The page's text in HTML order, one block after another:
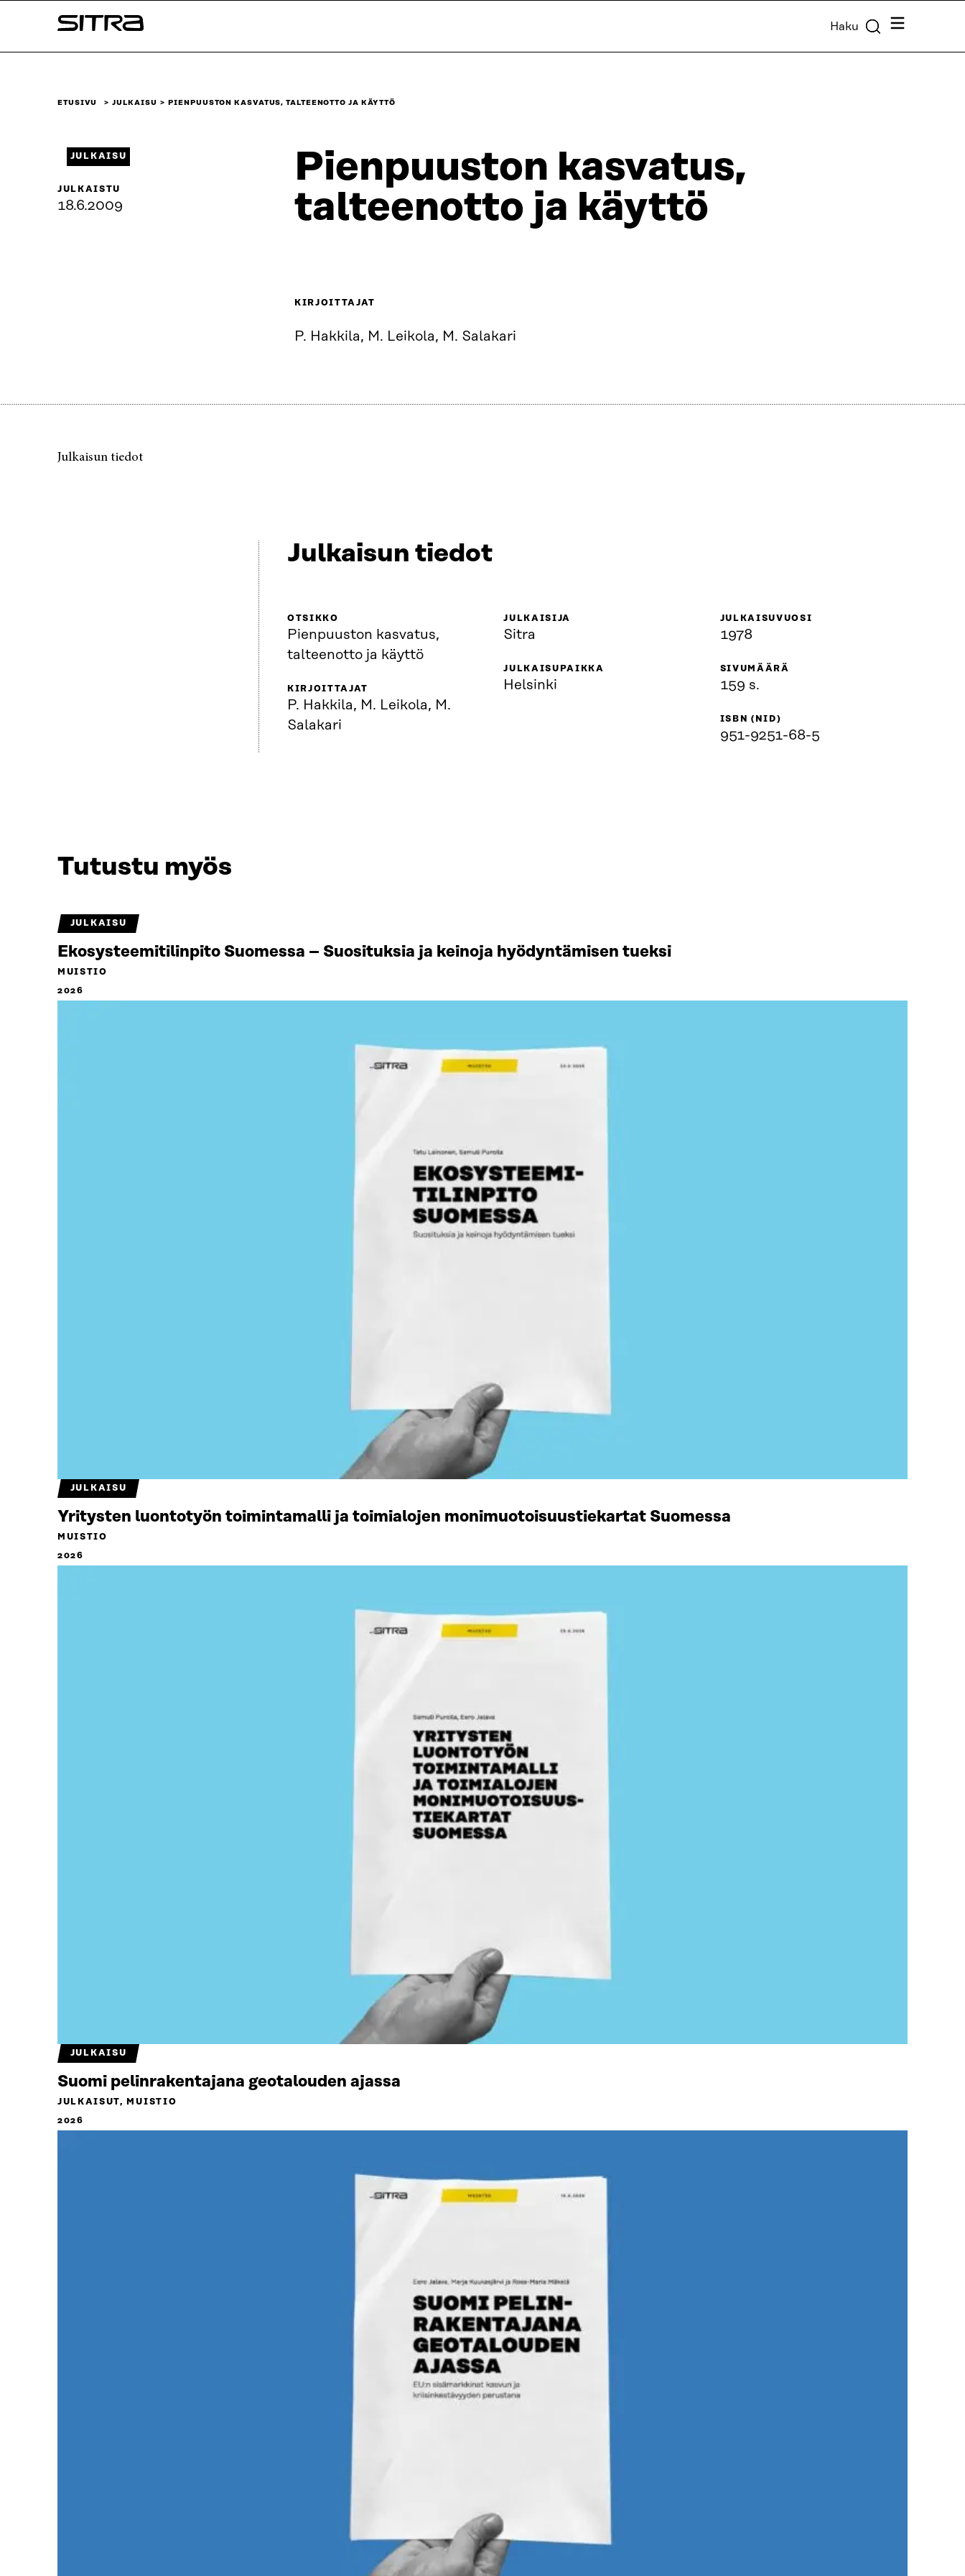
sisältöön
Sitra Haku Valikko
ETUSIVU JULKAISU PIENPUUSTON KASVATUS, TALTEENOTTO JA KÄYTTÖ
Pienpuuston kasvatus,
talteenotto ja käyttö
JULKAISU
JULKAISTU
18.6.2009
KIRJOITTAJAT
P. Hakkila, M. Leikola, M. Salakari
Julkaisun tiedot
Julkaisun tiedot
OTSIKKO
Pienpuuston kasvatus,
talteenotto ja käyttö
KIRJOITTAJAT
P. Hakkila, M. Leikola, M.
Salakari
JULKAISIJA
Sitra
JULKAISUPAIKKA
Helsinki
JULKAISUVUOSI
1978
SIVUMÄÄRÄ
159 s.
ISBN (NID)
951-9251-68-5
Tutustu myös
JULKAISU
Ekosysteemitilinpito Suomessa – Suosituksia ja keinoja hyödyntämisen tueksi
MUISTIO
2026
JULKAISU
Yritysten luontotyön toimintamalli ja toimialojen monimuotoisuustiekartat Suomessa
MUISTIO
2026
JULKAISU
Suomi pelinrakentajana geotalouden ajassa
JULKAISUT, MUISTIO
2026